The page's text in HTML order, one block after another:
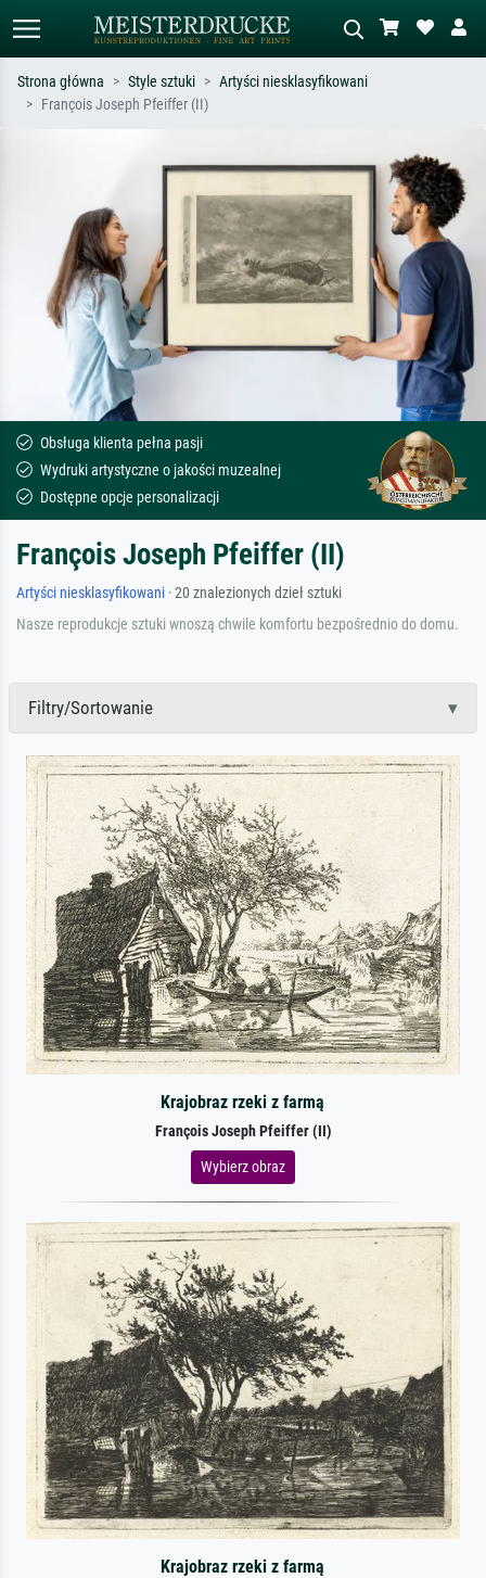
impresjonizm, fala Hokusaia, akt.
Opisz scenę – np. zielona łąka,
abstrakcja z czerwienią, ciemny olej,
stojący akt obok drzewa.
Strona główna Style sztuki
Artyści niesklasyfikowani
François Joseph Pfeiffer (II)
Obsługa klienta pełna pasji
Wydruki artystyczne o jakości muzealnej
Dostępne opcje personalizacji
François Joseph Pfeiffer (II)
Artyści niesklasyfikowani · 20 znalezionych dzieł sztuki
Nasze reprodukcje sztuki wnoszą chwile komfortu bezpośrednio do domu.
Filtry/Sortowanie
Krajobraz rzeki z farmą
François Joseph Pfeiffer (II)
Wybierz obraz
Krajobraz rzeki z farmą